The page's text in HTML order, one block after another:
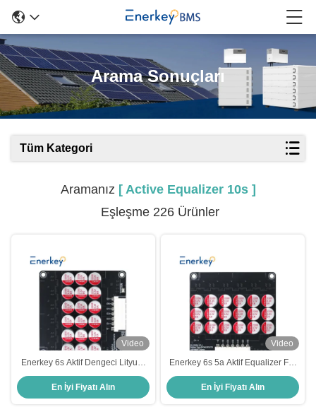
Arama Sonuçları
Tüm Kategori
Aramanız [ Active Equalizer 10s ]
Eşleşme 226 Ürünler
Video
Enerkey 6s Aktif Dengeci Lityum
iyon/ LiFePO4 /Lto 6s 5a Aktif
Equalizer
En İyi Fiyatı Alın
Video
Enerkey 6s 5a Aktif Equalizer For
Lifepo4 Pil Paketi 4-6S 5A Aktif
Dengeci
En İyi Fiyatı Alın